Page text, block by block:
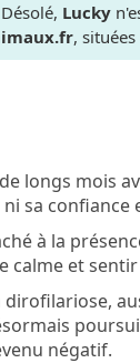
Désolé, Lucky
,
longs mois
sa confiance
à la
et
négatif.